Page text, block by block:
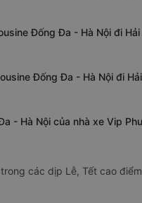
Đống Đa - Hà Nội đi
Đống Đa - Hà Nội đi
- Hà Nội của nhà xe Vip
các dịp Lễ, Tết cao điểm